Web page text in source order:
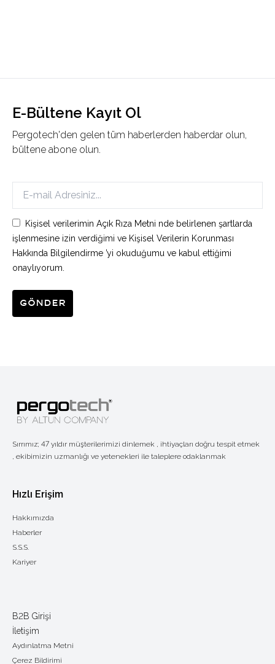
E-Bültene Kayıt Ol
Pergotech'den gelen tüm haberlerden haberdar olun,
bültene abone olun.
Kişisel verilerimin Açık Rıza Metni nde belirlenen şartlarda
işlenmesine izin verdiğimi ve Kişisel Verilerin Korunması
Hakkında Bilgilendirme ’yi okuduğumu ve kabul ettiğimi
onaylıyorum.
Gönder
Sırrımız; 47 yıldır müşterilerimizi dinlemek , ihtiyaçları doğru tespit etmek
, ekibimizin uzmanlığı ve yetenekleri ile taleplere odaklanmak
Hızlı Erişim
Hakkımızda
Haberler
S.S.S.
Kariyer
B2B Girişi
İletişim
Aydınlatma Metni
Çerez Bildirimi